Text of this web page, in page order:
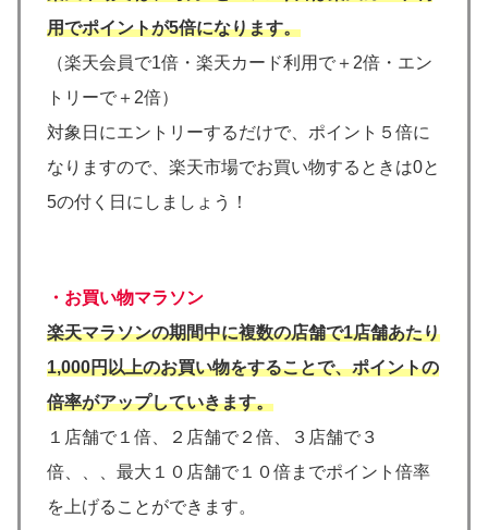
用でポイントが5倍になります。
（楽天会員で1倍・楽天カード利用で＋2倍・エン
トリーで＋2倍）
対象日にエントリーするだけで、ポイント５倍に
なりますので、楽天市場でお買い物するときは0と
5の付く日にしましょう！
・お買い物マラソン
楽天マラソンの期間中に複数の店舗で1店舗あたり
1,000円以上のお買い物をすることで、ポイントの
倍率がアップしていきます。
１店舗で１倍、２店舗で２倍、３店舗で３
倍、、、最大１０店舗で１０倍までポイント倍率
を上げることができます。